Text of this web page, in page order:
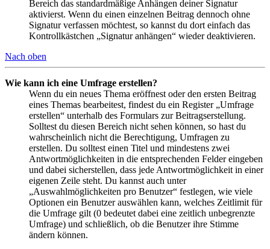
Bereich das standardmäßige Anhängen deiner Signatur
aktivierst. Wenn du einen einzelnen Beitrag dennoch ohne
Signatur verfassen möchtest, so kannst du dort einfach das
Kontrollkästchen „Signatur anhängen“ wieder deaktivieren.
Nach oben
Wie kann ich eine Umfrage erstellen?
Wenn du ein neues Thema eröffnest oder den ersten Beitrag
eines Themas bearbeitest, findest du ein Register „Umfrage
erstellen“ unterhalb des Formulars zur Beitragserstellung.
Solltest du diesen Bereich nicht sehen können, so hast du
wahrscheinlich nicht die Berechtigung, Umfragen zu
erstellen. Du solltest einen Titel und mindestens zwei
Antwortmöglichkeiten in die entsprechenden Felder eingeben
und dabei sicherstellen, dass jede Antwortmöglichkeit in einer
eigenen Zeile steht. Du kannst auch unter
„Auswahlmöglichkeiten pro Benutzer“ festlegen, wie viele
Optionen ein Benutzer auswählen kann, welches Zeitlimit für
die Umfrage gilt (0 bedeutet dabei eine zeitlich unbegrenzte
Umfrage) und schließlich, ob die Benutzer ihre Stimme
ändern können.